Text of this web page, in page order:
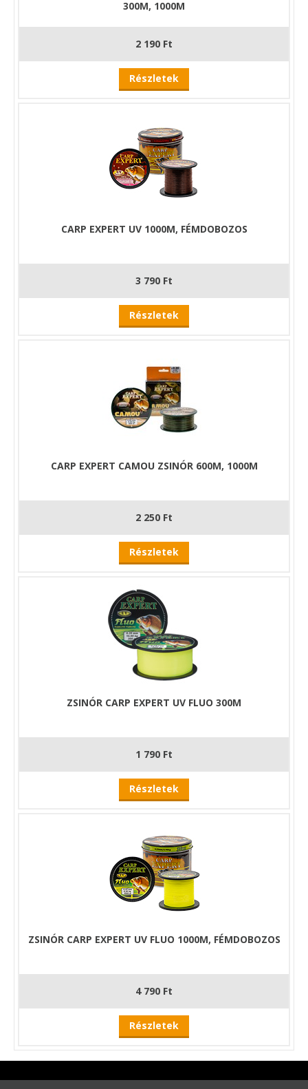
300M, 1000M
2 190 Ft
Részletek
CARP EXPERT UV 1000M, FÉMDOBOZOS
3 790 Ft
Részletek
CARP EXPERT CAMOU ZSINÓR 600M, 1000M
2 250 Ft
Részletek
ZSINÓR CARP EXPERT UV FLUO 300M
1 790 Ft
Részletek
ZSINÓR CARP EXPERT UV FLUO 1000M, FÉMDOBOZOS
4 790 Ft
Részletek